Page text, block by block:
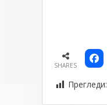
SHARES
Прегледи: